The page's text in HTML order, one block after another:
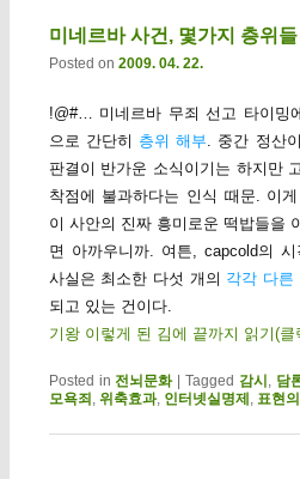
미네르바 사건, 몇가지 층위들
Posted on 2009. 04. 22.
!@#… 미네르바 무죄 선고 타이밍
으로 간단히 층위 해부 . 중간 정산
판결이 반가운 소식이기는 하지만
착점에 불과하다는 인식 때문. 이
이 사안의 진짜 흥미로운 떡밥들을
면 아까우니까. 여튼, capcold의
사실은 최소한 다섯 개의 각각 다른
되고 있는 건이다.
기왕 이렇게 된 김에 끝까지 읽기(클
Posted in 전뇌문화 |Tagged 감시 담
모욕죄 위축효과, 인터넷실명제 표현